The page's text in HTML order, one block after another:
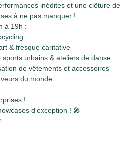
inédites et une clôture de
à ne pas manquer !
à 19h :
& fresque caritative
sports urbains & ateliers de danse
de vêtements et accessoires
du monde
!
d'exception ! 🎤